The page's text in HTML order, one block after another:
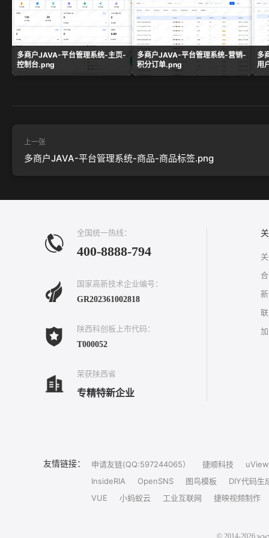
多商户JAVA-平台管理系统-主页-
控制台.png
多商户JAVA-平台管理系统-营销-
积分订单.png
多
用
上一张
多商户JAVA-平台管理系统-商品-商品标签.png
全国统一热线：
400-8888-794
国家高新技术企业编号：
GR202361002818
陕西科创板上市代码：
T000052
荣获陕西省
专精特新企业
友情链接： 申请友链(QQ:597244065） 捷顺科技
uView
InsideRIA
OpenSNS 图鸟模板
DIY代码生
VUE
小蚂蚁云 工业互联网 捷映视频制作
© 2014-2026